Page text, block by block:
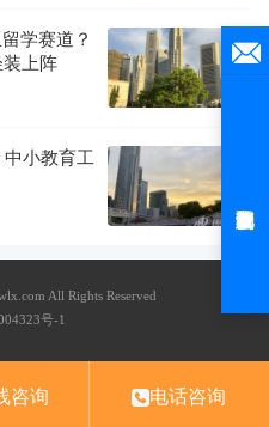
学赛道？
上阵
小教育工
All Rights Reserved
号-1
咨询 电话咨询